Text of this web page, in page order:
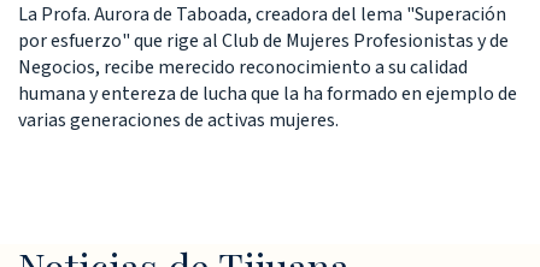
La Profa. Aurora de Taboada, creadora del lema "Superación
por esfuerzo" que rige al Club de Mujeres Profesionistas y de
Negocios, recibe merecido reconocimiento a su calidad
humana y entereza de lucha que la ha formado en ejemplo de
varias generaciones de activas mujeres.